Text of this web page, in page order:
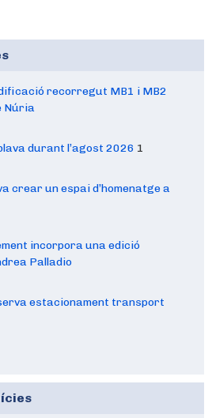
recorregut MB1 i MB2
Núria
durant l’agost 2026 1
crear un espai d’homenatge a
incorpora una edició
Palladio
estacionament transport